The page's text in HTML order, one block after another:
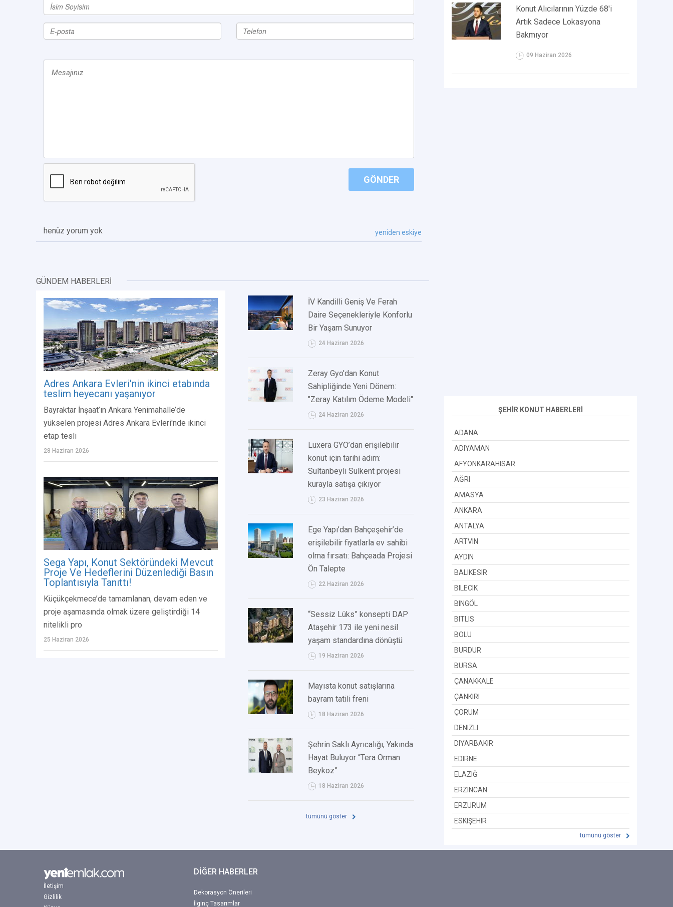
GÖNDER
henüz yorum yok yeniden eskiye
GÜNDEM HABERLERİ
Adres Ankara Evleri'nin ikinci etabında
teslim heyecanı yaşanıyor
Bayraktar İnşaat’ın Ankara Yenimahalle’de
yükselen projesi Adres Ankara Evleri'nde ikinci
etap tesli
28 Haziran 2026
Sega Yapı, Konut Sektöründeki Mevcut
Proje Ve Hedeflerini Düzenlediği Basın
Toplantısıyla Tanıttı!
Küçükçekmece’de tamamlanan, devam eden ve
proje aşamasında olmak üzere geliştirdiği 14
nitelikli pro
25 Haziran 2026
İV Kandilli Geniş Ve Ferah
Daire Seçenekleriyle Konforlu
Bir Yaşam Sunuyor
24 Haziran 2026
Zeray Gyo'dan Konut
Sahipliğinde Yeni Dönem:
"Zeray Katılım Ödeme Modeli"
24 Haziran 2026
Luxera GYO’dan erişilebilir
konut için tarihi adım:
Sultanbeyli Sulkent projesi
kurayla satışa çıkıyor
23 Haziran 2026
Ege Yapı’dan Bahçeşehir’de
erişilebilir fiyatlarla ev sahibi
olma fırsatı: Bahçeada Projesi
Ön Talepte
22 Haziran 2026
“Sessiz Lüks” konsepti DAP
Ataşehir 173 ile yeni nesil
yaşam standardına dönüştü
19 Haziran 2026
Mayısta konut satışlarına
bayram tatili freni
18 Haziran 2026
Şehrin Saklı Ayrıcalığı, Yakında
Hayat Buluyor “Tera Orman
Beykoz”
18 Haziran 2026
tümünü göster
Konut Alıcılarının Yüzde 68'i
Artık Sadece Lokasyona
Bakmıyor
09 Haziran 2026
ŞEHİR KONUT HABERLERİ
ADANA
ADIYAMAN
AFYONKARAHISAR
AĞRI
AMASYA
ANKARA
ANTALYA
ARTVIN
AYDIN
BALIKESIR
BILECIK
BINGÖL
BITLIS
BOLU
BURDUR
BURSA
ÇANAKKALE
ÇANKIRI
ÇORUM
DENIZLI
DIYARBAKIR
EDIRNE
ELAZIĞ
ERZINCAN
ERZURUM
ESKIŞEHIR
tümünü göster
İletişim
Gizlilik
DİĞER HABERLER
Dekorasyon Önerileri
İlginç Tasarımlar